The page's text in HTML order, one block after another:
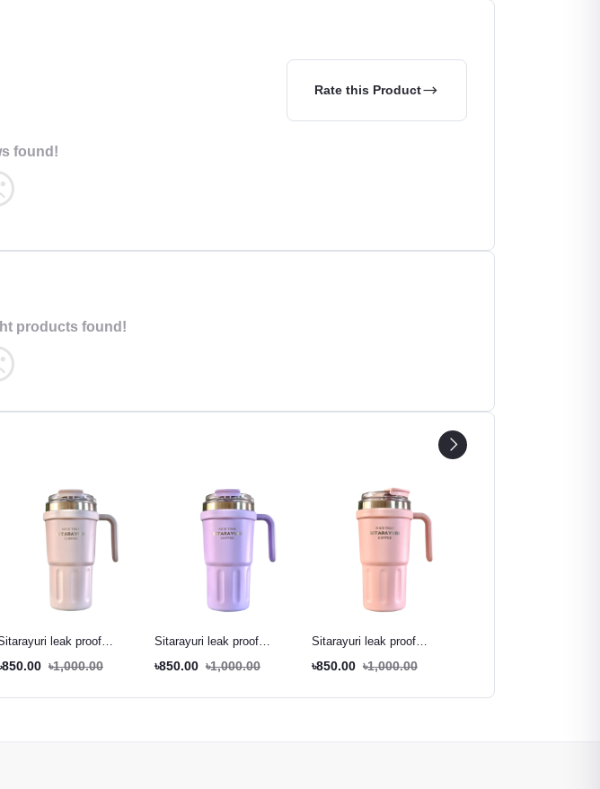
Rate this Product
found!
products found!
leak proof
৳1,000.00
Sitarayuri leak proof
৳850.00 ৳1,000.00
Sitarayuri leak proof
৳850.00 ৳1,000.00